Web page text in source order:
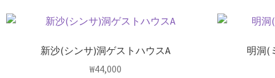
新沙(シンサ)洞ゲストハウスA
₩44,000
明洞(